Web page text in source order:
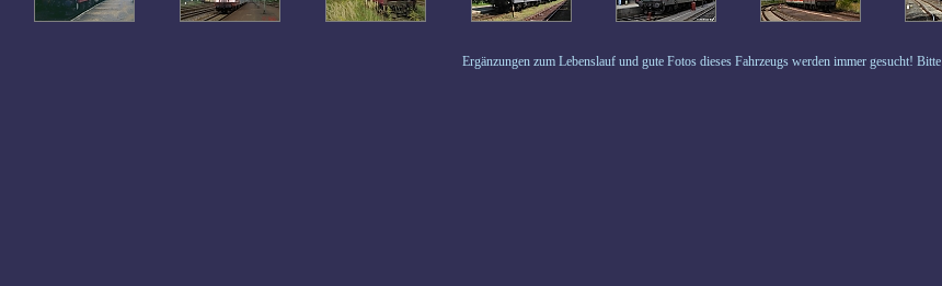
Ergänzungen zum Lebenslauf und gute Fotos dieses Fahrzeugs werden immer gesucht! Bitte